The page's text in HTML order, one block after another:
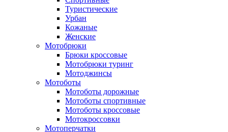
Туристические
Урбан
Кожаные
Женские
Мотобрюки
Брюки кроссовые
Мотобрюки туринг
Мотоджинсы
Мотоботы
Мотоботы дорожные
Мотоботы спортивные
Мотоботы кроссовые
Мотокроссовки
Мотоперчатки